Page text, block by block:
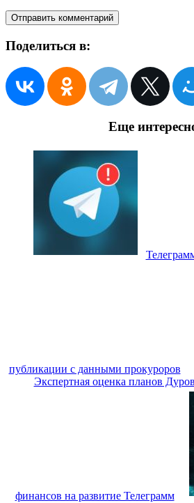
Поделиться в:
Еще
публикации с данными прокуроров
Экспертная оценка планов
финансов на развитие Телеграмм